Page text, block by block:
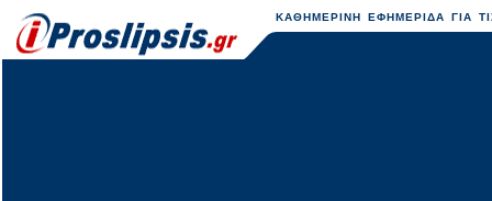
ΚΑΘΗΜΕΡΙΝΗ ΕΦΗΜΕΡΙΔΑ ΓΙΑ